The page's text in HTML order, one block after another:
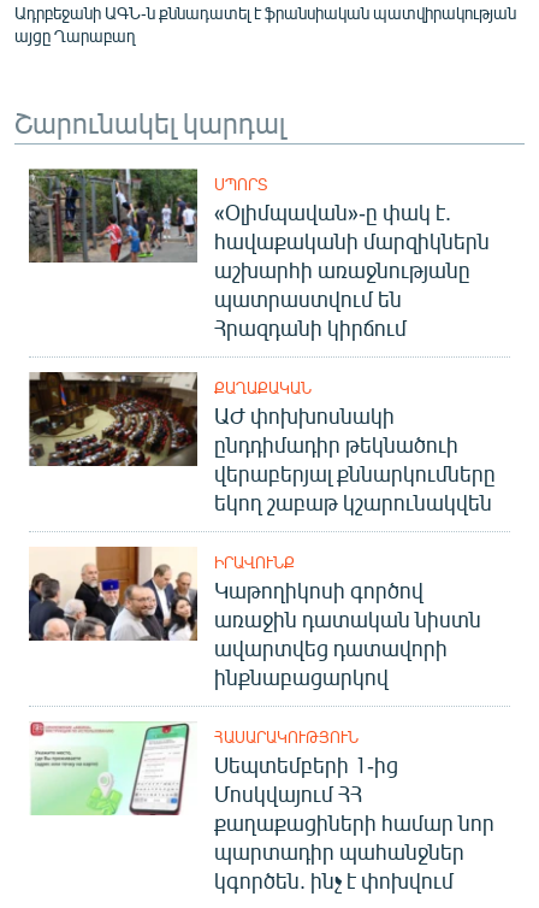
Ադրբեջանի ԱԳՆ-ն քննադատել է ֆրանսիական պատվիրակության
այցը Ղարաբաղ
Շարունակել կարդալ
ՍՊՈՐՏ
«Օլիմպավան»-ը փակ է.
հավաքականի մարզիկներն
աշխարհի առաջնությանը
պատրաստվում են
Հրազդանի կիրճում
ՔԱՂԱՔԱԿԱՆ
ԱԺ փոխխոսնակի
ընդդիմադիր թեկնածուի
վերաբերյալ քննարկումները
եկող շաբաթ կշարունակվեն
ԻՐԱՎՈՒՆՔ
Կաթողիկոսի գործով
առաջին դատական նիստն
ավարտվեց դատավորի
ինքնաբացարկով
ՀԱՍԱՐԱԿՈՒԹՅՈՒՆ
Սեպտեմբերի 1-ից
Մոսկվայում ՀՀ
քաղաքացիների համար նոր
պարտադիր պահանջներ
կգործեն. ինչ է փոխվում